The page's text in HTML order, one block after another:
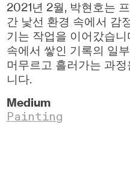
2021년 2월, 박현호는
간 낯선 환경 속에서 감
기는 작업을 이어갔습
속에서 쌓인 기록의 일
머무르고 흘러가는 과
니다.
Medium
Painting